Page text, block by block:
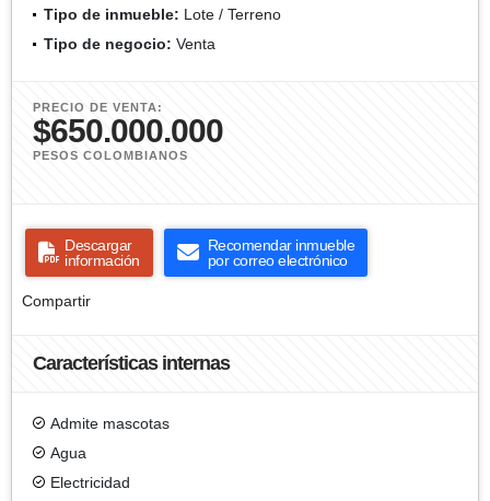
Tipo de inmueble: Lote / Terreno
Tipo de negocio: Venta
PRECIO DE VENTA:
$650.000.000
PESOS COLOMBIANOS
Descargar
información
Recomendar inmueble
por correo electrónico
Compartir
Características internas
Admite mascotas
Agua
Electricidad